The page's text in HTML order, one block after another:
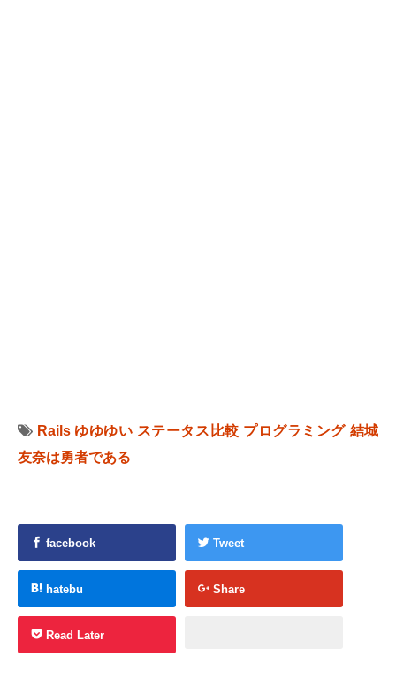
Rails ゆゆゆい ステータス比較 プログラミング 結城
友奈は勇者である
facebook Tweet
hatebu Share
Read Later